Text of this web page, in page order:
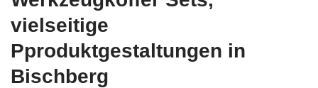
vielseitige
Pproduktgestaltungen in
Bischberg